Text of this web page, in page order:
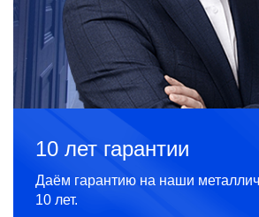
10 лет гарантии
Даём гарантию на наши
10 лет.